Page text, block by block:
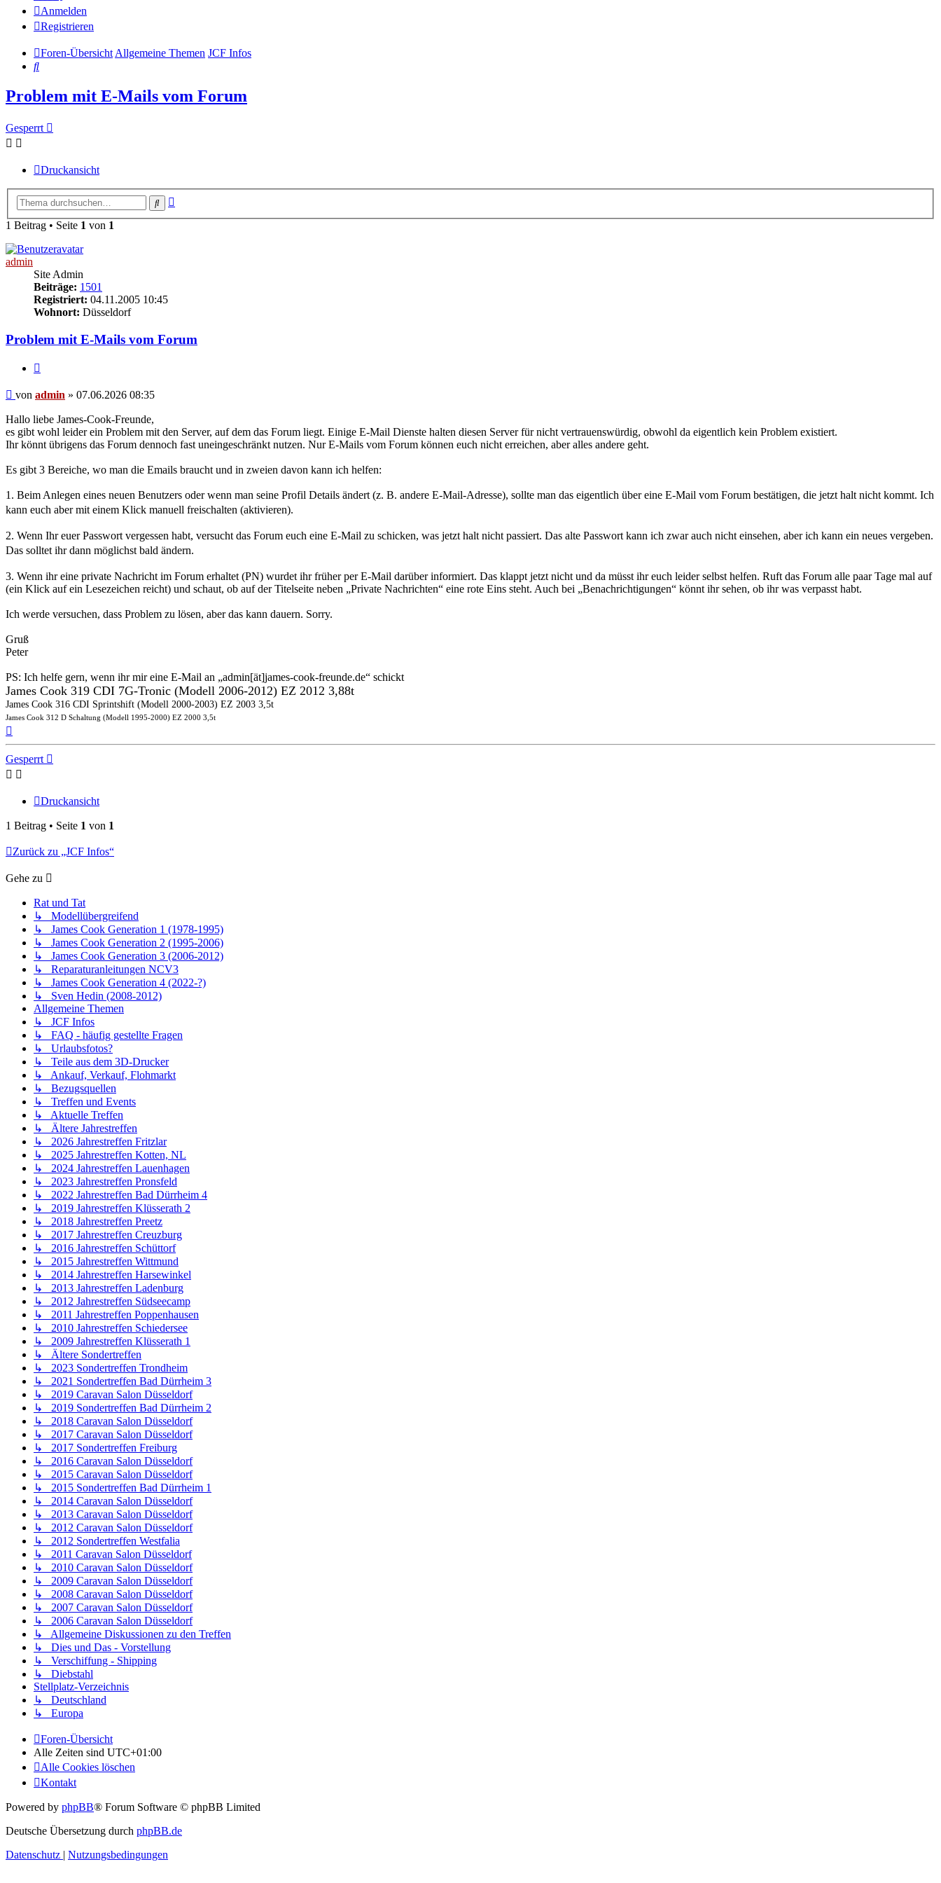
Anmelden
Registrieren
Foren-ÜbersichtAllgemeine Themen JCF Infos
Suche
Problem mit E-Mails vom Forum
Gesperrt
Druckansicht
Suche
1 Beitrag • Seite 1 von 1
admin
Site Admin
Beiträge: 1501
Registriert: 04.11.2005 10:45
Wohnort: Düsseldorf
Problem mit E-Mails vom Forum
Beitrag
von admin » 07.06.2026 08:35
Hallo liebe James-Cook-Freunde,
es gibt wohl leider ein Problem mit den Server, auf dem das Forum liegt. Einige E-Mail Dienste halten diesen Server für nicht vertrauenswürdig, obwohl da eigentlich kein Problem existiert.
Ihr könnt übrigens das Forum dennoch fast uneingeschränkt nutzen. Nur E-Mails vom Forum können euch nicht erreichen, aber alles andere geht.
Es gibt 3 Bereiche, wo man die Emails braucht und in zweien davon kann ich helfen:
1. Beim Anlegen eines neuen Benutzers oder wenn man seine Profil Details ändert (z. B. andere E-Mail-Adresse), sollte man das eigentlich über eine E-Mail vom Forum bestätigen, die jetzt halt nicht kommt. Ich
kann euch aber mit einem Klick manuell freischalten (aktivieren).
2. Wenn Ihr euer Passwort vergessen habt, versucht das Forum euch eine E-Mail zu schicken, was jetzt halt nicht passiert. Das alte Passwort kann ich zwar auch nicht einsehen, aber ich kann ein neues vergeben.
Das solltet ihr dann möglichst bald ändern.
3. Wenn ihr eine private Nachricht im Forum erhaltet (PN) wurdet ihr früher per E-Mail darüber informiert. Das klappt jetzt nicht und da müsst ihr euch leider selbst helfen. Ruft das Forum alle paar Tage mal auf
(ein Klick auf ein Lesezeichen reicht) und schaut, ob auf der Titelseite neben „Private Nachrichten“ eine rote Eins steht. Auch bei „Benachrichtigungen“ könnt ihr sehen, ob ihr was verpasst habt.
Ich werde versuchen, dass Problem zu lösen, aber das kann dauern. Sorry.
Gruß
Peter
PS: Ich helfe gern, wenn ihr mir eine E-Mail an „admin[ät]james-cook-freunde.de“ schickt
James Cook 319 CDI 7G-Tronic (Modell 2006-2012) EZ 2012 3,88t
James Cook 316 CDI Sprintshift (Modell 2000-2003) EZ 2003 3,5t
James Cook 312 D Schaltung (Modell 1995-2000) EZ 2000 3,5t
Gesperrt
Druckansicht
1 Beitrag • Seite 1 von 1
Zurück zu „JCF Infos“
Gehe zu
Rat und Tat
↳ Modellübergreifend
↳ James Cook Generation 1 (1978-1995)
↳ James Cook Generation 2 (1995-2006)
↳ James Cook Generation 3 (2006-2012)
↳ Reparaturanleitungen NCV3
↳ James Cook Generation 4 (2022-?)
↳ Sven Hedin (2008-2012)
Allgemeine Themen
↳ JCF Infos
↳ FAQ - häufig gestellte Fragen
↳ Urlaubsfotos?
↳ Teile aus dem 3D-Drucker
↳ Ankauf, Verkauf, Flohmarkt
↳ Bezugsquellen
↳ Treffen und Events
↳ Aktuelle Treffen
↳ Ältere Jahrestreffen
↳ 2026 Jahrestreffen Fritzlar
↳ 2025 Jahrestreffen Kotten, NL
↳ 2024 Jahrestreffen Lauenhagen
↳ 2023 Jahrestreffen Pronsfeld
↳ 2022 Jahrestreffen Bad Dürrheim 4
↳ 2019 Jahrestreffen Klüsserath 2
↳ 2018 Jahrestreffen Preetz
↳ 2017 Jahrestreffen Creuzburg
↳ 2016 Jahrestreffen Schüttorf
↳ 2015 Jahrestreffen Wittmund
↳ 2014 Jahrestreffen Harsewinkel
↳ 2013 Jahrestreffen Ladenburg
↳ 2012 Jahrestreffen Südseecamp
↳ 2011 Jahrestreffen Poppenhausen
↳ 2010 Jahrestreffen Schiedersee
↳ 2009 Jahrestreffen Klüsserath 1
↳ Ältere Sondertreffen
↳ 2023 Sondertreffen Trondheim
↳ 2021 Sondertreffen Bad Dürrheim 3
↳ 2019 Caravan Salon Düsseldorf
↳ 2019 Sondertreffen Bad Dürrheim 2
↳ 2018 Caravan Salon Düsseldorf
↳ 2017 Caravan Salon Düsseldorf
↳ 2017 Sondertreffen Freiburg
↳ 2016 Caravan Salon Düsseldorf
↳ 2015 Caravan Salon Düsseldorf
↳ 2015 Sondertreffen Bad Dürrheim 1
↳ 2014 Caravan Salon Düsseldorf
↳ 2013 Caravan Salon Düsseldorf
↳ 2012 Caravan Salon Düsseldorf
↳ 2012 Sondertreffen Westfalia
↳ 2011 Caravan Salon Düsseldorf
↳ 2010 Caravan Salon Düsseldorf
↳ 2009 Caravan Salon Düsseldorf
↳ 2008 Caravan Salon Düsseldorf
↳ 2007 Caravan Salon Düsseldorf
↳ 2006 Caravan Salon Düsseldorf
↳ Allgemeine Diskussionen zu den Treffen
↳ Dies und Das - Vorstellung
↳ Verschiffung - Shipping
↳ Diebstahl
Stellplatz-Verzeichnis
↳ Deutschland
↳ Europa
Foren-Übersicht
Alle Zeiten sind UTC+01:00
Alle Cookies löschen
Kontakt
Powered by phpBB® Forum Software © phpBB Limited
Deutsche Übersetzung durch phpBB.de
Datenschutz | Nutzungsbedingungen